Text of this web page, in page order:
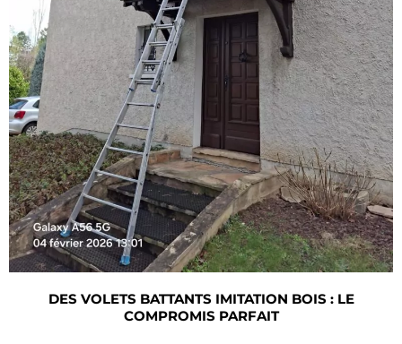
DES VOLETS BATTANTS IMITATION BOIS : LE
COMPROMIS PARFAIT